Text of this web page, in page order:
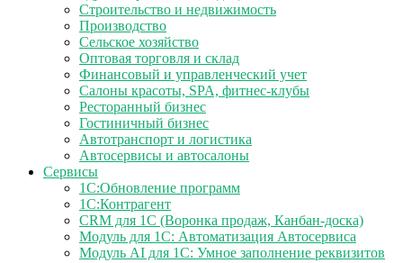
Строительство и недвижимость
Производство
Сельское хозяйство
Оптовая торговля и склад
Финансовый и управленческий учет
Салоны красоты, SPA, фитнес-клубы
Ресторанный бизнес
Гостиничный бизнес
Автотранспорт и логистика
Автосервисы и автосалоны
Сервисы
1С:Обновление программ
1С:Контрагент
CRM для 1С (Воронка продаж, Канбан-доска)
Модуль для 1С: Автоматизация Автосервиса
Модуль AI для 1С: Умное заполнение реквизитов